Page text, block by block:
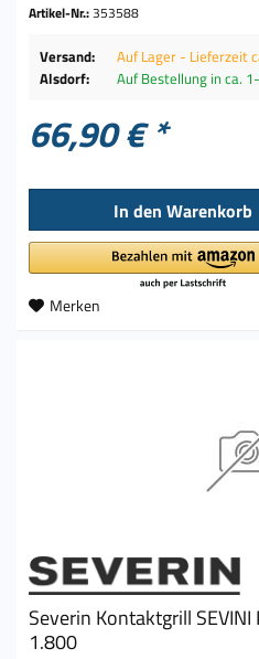
Artikel-Nr.:353588
Versand:
Auf Lager - Lieferzeit
Alsdorf:
Auf Bestellung in ca.
66,90 € *
In den Warenkorb
Merken
Severin Kontaktgrill
1.800